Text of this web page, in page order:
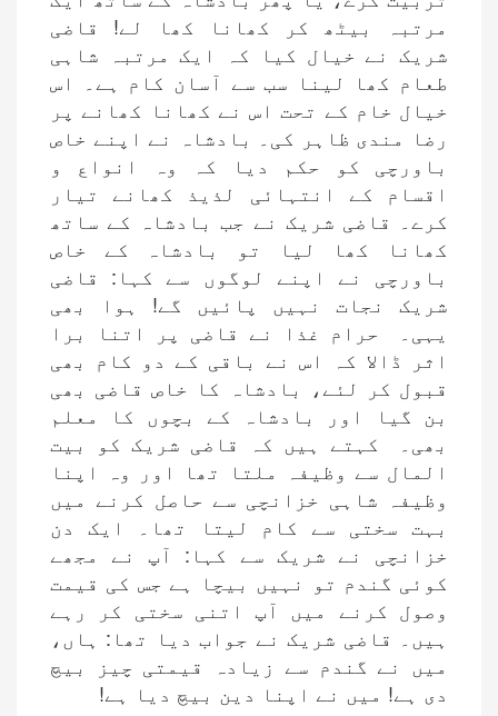
مرتبہ بیٹھ کر کھانا کھا لے! قاضی
شریک نے خیال کیا کہ ایک مرتبہ شاہی
طعام کھا لینا سب سے آسان کام ہے۔ اس
خیال خام کے تحت اس نے کھانا کھانے پر
رضا مندی ظاہر کی۔ بادشاہ نے اپنے خاص
باورچی کو حکم دیا کہ وہ انواع و
اقسام کے انتہائی لذیذ کھانے تیار
کرے۔ قاضی شریک نے جب بادشاہ کے ساتھ
کھانا کھا لیا تو بادشاہ کے خاص
باورچی نے اپنے لوگوں سے کہا: قاضی
شریک نجات نہیں پائیں گے! ہوا بھی
یہی۔ حرام غذا نے قاضی پر اتنا برا
اثر ڈالا کہ اس نے باقی کے دو کام بھی
قبول کر لئے، بادشاہ کا خاص قاضی بھی
بن گیا اور بادشاہ کے بچوں کا معلم
بھی۔ کہتے ہیں کہ قاضی شریک کو بیت
المال سے وظیفہ ملتا تھا اور وہ اپنا
وظیفہ شاہی خزانچی سے حاصل کرنے میں
بہت سختی سے کام لیتا تھا۔ ایک دن
خزانچی نے شریک سے کہا: آپ نے مجھے
کوئی گندم تو نہیں بیچا ہے جس کی قیمت
وصول کرنے میں آپ اتنی سختی کر رہے
ہیں۔ قاضی شریک نے جواب دیا تھا: ہاں،
میں نے گندم سے زیادہ قیمتی چیز بیچ
دی ہے! میں نے اپنا دین بیچ دیا ہے!